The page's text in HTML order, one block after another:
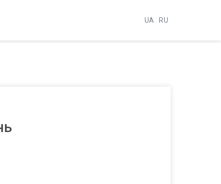
UA RU